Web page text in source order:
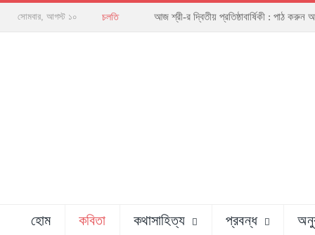
সোমবার, আগস্ট ১০ চলতি আজ শ্রী-র দ্বিতীয় প্রতিষ্ঠাবার্ষিকী : পাঠ
হোম কবিতা কথাসাহিত্য প্রবন্ধ